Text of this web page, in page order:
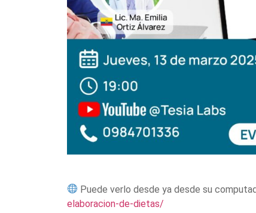
Puede verlo desde ya desde su
elaboracion-de-dietas/